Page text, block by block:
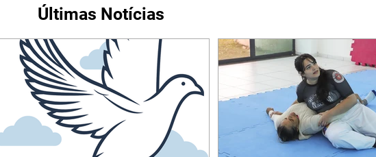
Últimas Notícias